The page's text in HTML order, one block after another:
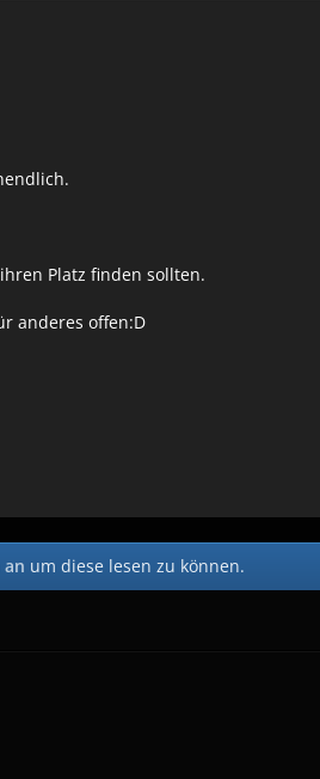
Platz finden sollten.
anderes offen:D
an um diese lesen zu können.